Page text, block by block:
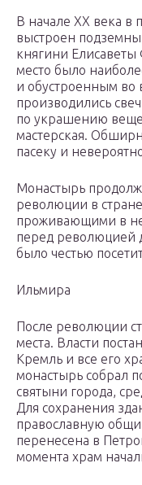
В начале XX века в
выстроен
княгини
место было
и обустроенным во
производились
по украшению
мастерская.
пасеку и
Монастырь
революции в
проживающими в
перед революцией
было честью
Ильмира
После революции
места. Власти
Кремль и все его
монастырь собрал
святыни города,
Для сохранения
православную
перенесена в
момента храм